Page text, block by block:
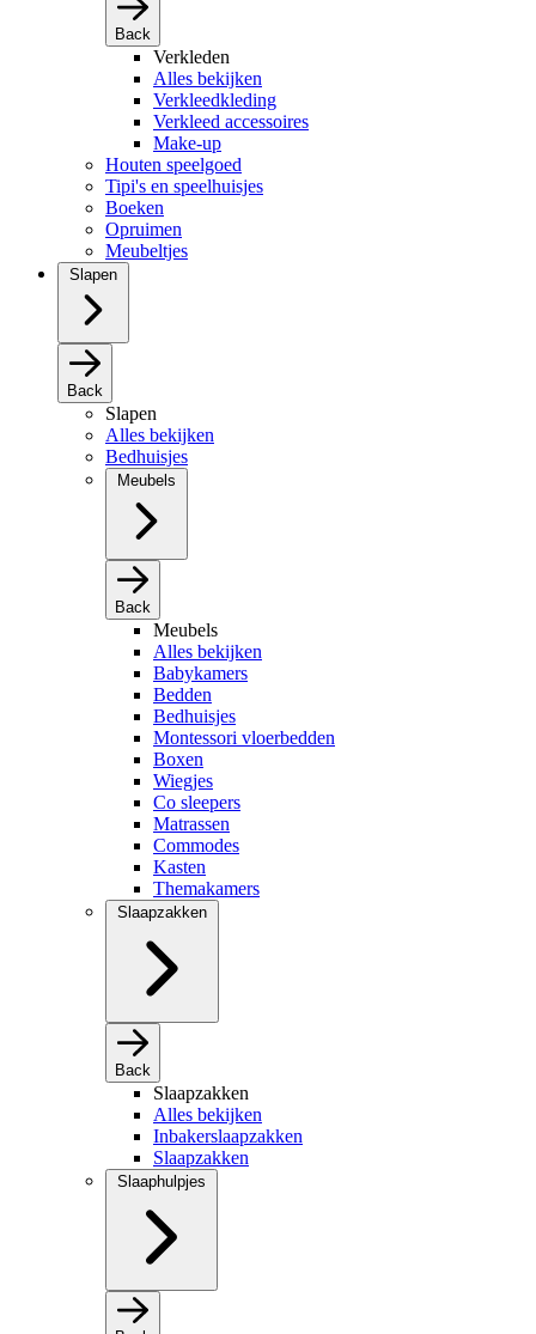
Back
Verkleden
Alles bekijken
Verkleedkleding
Verkleed accessoires
Make-up
Houten speelgoed
Tipi's en speelhuisjes
Boeken
Opruimen
Meubeltjes
Slapen
Back
Slapen
Alles bekijken
Bedhuisjes
Meubels
Back
Meubels
Alles bekijken
Babykamers
Bedden
Bedhuisjes
Montessori vloerbedden
Boxen
Wiegjes
Co sleepers
Matrassen
Commodes
Kasten
Themakamers
Slaapzakken
Back
Slaapzakken
Alles bekijken
Inbakerslaapzakken
Slaapzakken
Slaaphulpjes